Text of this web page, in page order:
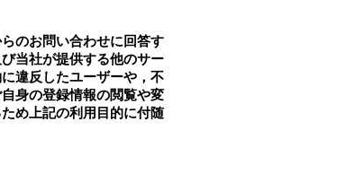
のお問い合わせに回答す
当社が提供する他のサー
違反したユーザーや，不
身の登録情報の閲覧や変
め上記の利用目的に付随